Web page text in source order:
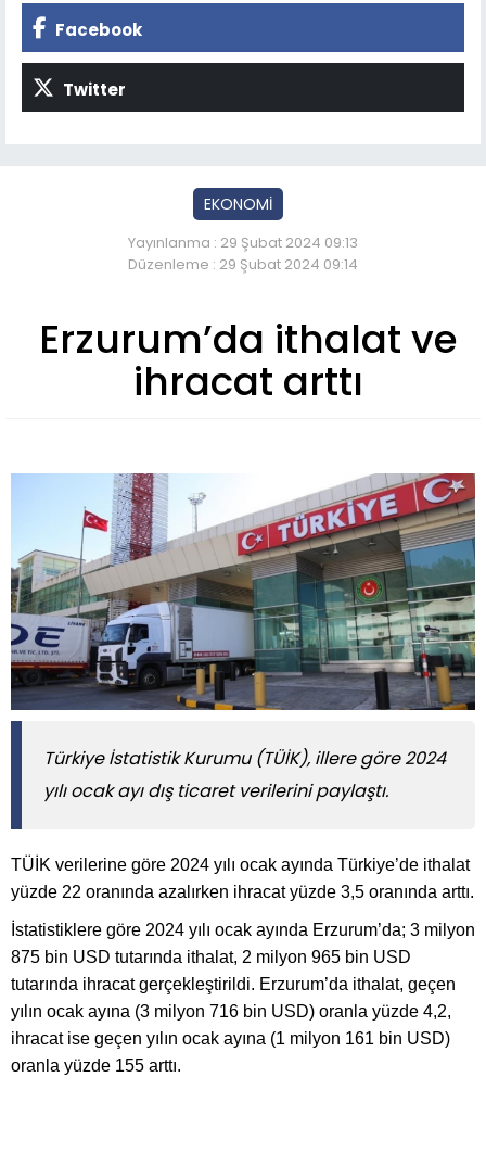
Facebook
Twitter
EKONOMİ
Yayınlanma : 29 Şubat 2024 09:13
Düzenleme : 29 Şubat 2024 09:14
Erzurum’da ithalat ve
ihracat arttı
Türkiye İstatistik Kurumu (TÜİK), illere göre 2024
yılı ocak ayı dış ticaret verilerini paylaştı.
TÜİK verilerine göre 2024 yılı ocak ayında Türkiye’de ithalat
yüzde 22 oranında azalırken ihracat yüzde 3,5 oranında arttı.
İstatistiklere göre 2024 yılı ocak ayında Erzurum’da; 3 milyon
875 bin USD tutarında ithalat, 2 milyon 965 bin USD
tutarında ihracat gerçekleştirildi. Erzurum’da ithalat, geçen
yılın ocak ayına (3 milyon 716 bin USD) oranla yüzde 4,2,
ihracat ise geçen yılın ocak ayına (1 milyon 161 bin USD)
oranla yüzde 155 arttı.